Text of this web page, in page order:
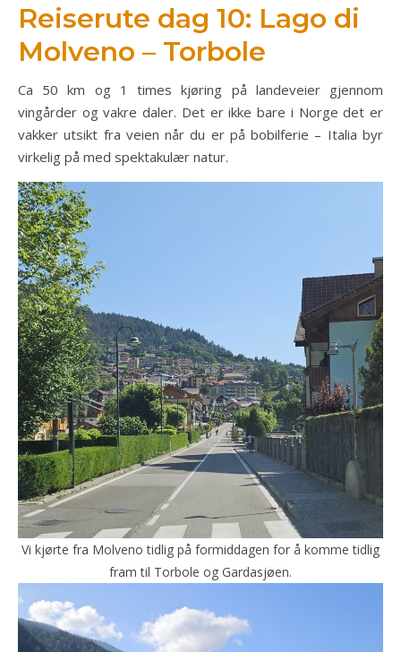
Reiserute dag 10: Lago di
Molveno – Torbole
Ca 50 km og 1 times kjøring på landeveier gjennom
vingårder og vakre daler. Det er ikke bare i Norge det er
vakker utsikt fra veien når du er på bobilferie – Italia byr
virkelig på med spektakulær natur.
Vi kjørte fra Molveno tidlig på formiddagen for å komme tidlig
fram til Torbole og Gardasjøen.